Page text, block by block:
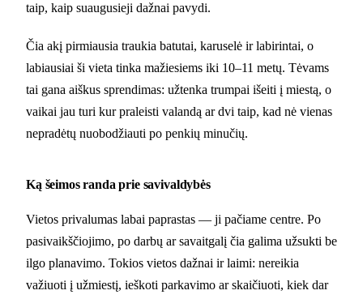
taip, kaip suaugusieji dažnai pavydi.
Čia akį pirmiausia traukia batutai, karuselė ir labirintai, o
labiausiai ši vieta tinka mažiesiems iki 10–11 metų. Tėvams
tai gana aiškus sprendimas: užtenka trumpai išeiti į miestą, o
vaikai jau turi kur praleisti valandą ar dvi taip, kad nė vienas
nepradėtų nuobodžiauti po penkių minučių.
Ką šeimos randa prie savivaldybės
Vietos privalumas labai paprastas — ji pačiame centre. Po
pasivaikščiojimo, po darbų ar savaitgalį čia galima užsukti be
ilgo planavimo. Tokios vietos dažnai ir laimi: nereikia
važiuoti į užmiestį, ieškoti parkavimo ar skaičiuoti, kiek dar